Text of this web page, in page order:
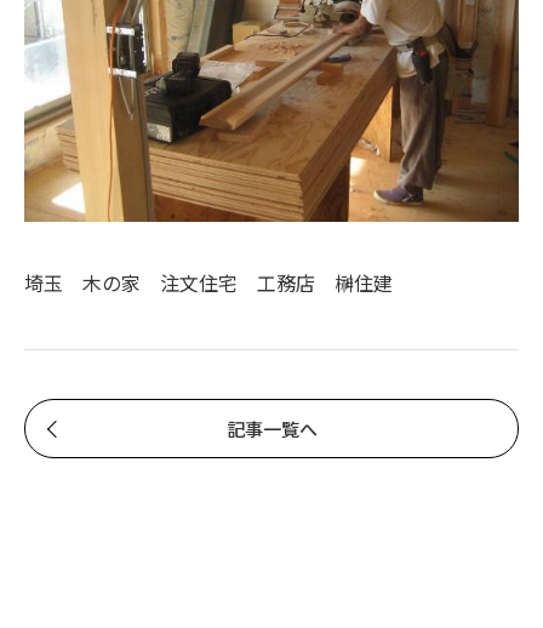
埼玉 木の家 注文住宅 工務店 榊住建
記事一覧へ